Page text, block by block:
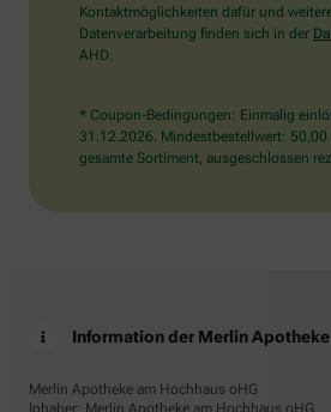
Kontaktmöglichkeiten dafür und
Datenverarbeitung finden sich in der
AHD.
* Coupon-Bedingungen: Einmalig
31.12.2026. Mindestbestellwert: 50,00
gesamte Sortiment, ausgeschlossen
Information der Merlin
Merlin Apotheke am Hochhaus oHG
Inhaber: Merlin Apotheke am Hochhaus oHG